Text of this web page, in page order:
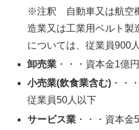
※注釈 自動車又は航空
造業又は工業用ベルト製
については、従業員900
卸売業 ・・・資本金1億
小売業(飲食業含む) ・・
従業員50人以下
サービス業 ・・・資本